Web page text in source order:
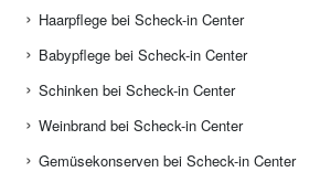
Haarpflege bei Scheck-in Center
Babypflege bei Scheck-in Center
Schinken bei Scheck-in Center
Weinbrand bei Scheck-in Center
Gemüsekonserven bei Scheck-in Center